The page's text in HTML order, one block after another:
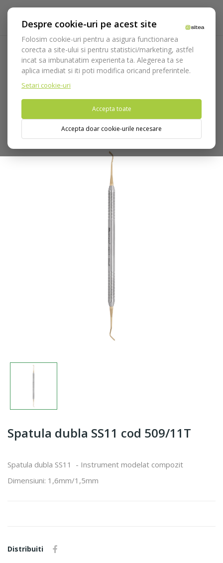
Despre cookie-uri pe acest site
Folosim cookie-uri pentru a asigura functionarea
corecta a site-ului si pentru statistici/marketing, astfel
incat sa imbunatatim experienta ta. Alegerea ta se
aplica imediat si iti poti modifica oricand preferintele.
Setari cookie-uri
Accepta toate
Accepta doar cookie-urile necesare
Acasa Instrumentar
Diagnostic, parodontologie si
restaurare
Restaurare
Instrumente modelare/compozit
Spatula dubla SS11 cod 509/11T
Nu puteti plasa comenzi din tara din care accesati website-ul
(United States).
Spatula dubla SS11 cod 509/11T
Spatula dubla SS11 - Instrument modelat compozit
Dimensiuni: 1,6mm/1,5mm
Distribuiti